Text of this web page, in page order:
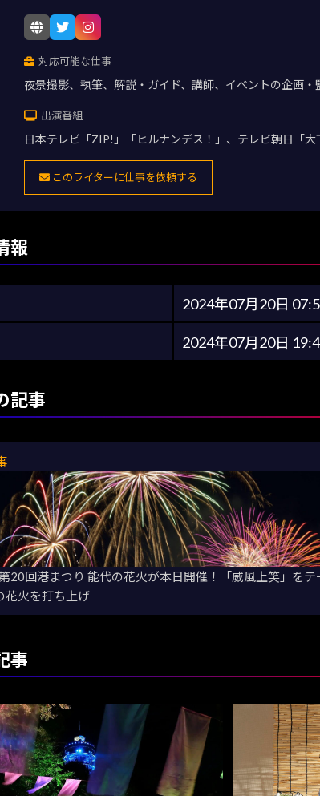
対応可能な仕事
夜景撮影、執筆、解説・ガイド、講師、イベントの企画・
出演番組
日本テレビ「ZIP!」「ヒルナンデス！」、テレビ朝日「
このライターに仕事を依頼する
報
2024年07月20日
2024年07月20日
記事
20回港まつり 能代の花火が本日開催！「威風上笑」をテ
花火を打ち上げ
事